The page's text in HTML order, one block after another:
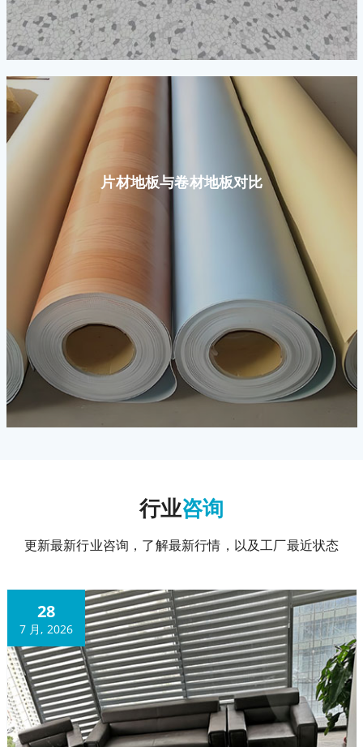
片材地板与卷材地板对比
行业咨询
更新最新行业咨询，了解最新行情，以及工厂最近状态
28
7 月, 2026